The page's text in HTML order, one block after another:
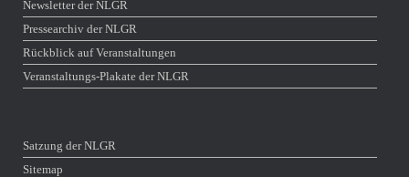
Newsletter der NLGR
Pressearchiv der NLGR
Rückblick auf Veranstaltungen
Veranstaltungs-Plakate der NLGR
Satzung der NLGR
Sitemap